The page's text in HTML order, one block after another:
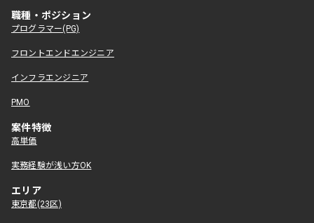
職種・ポジション
プログラマー(PG)
フロントエンドエンジニア
インフラエンジニア
PMO
案件特徴
高単価
実務経験が浅い方OK
エリア
東京都(23区)